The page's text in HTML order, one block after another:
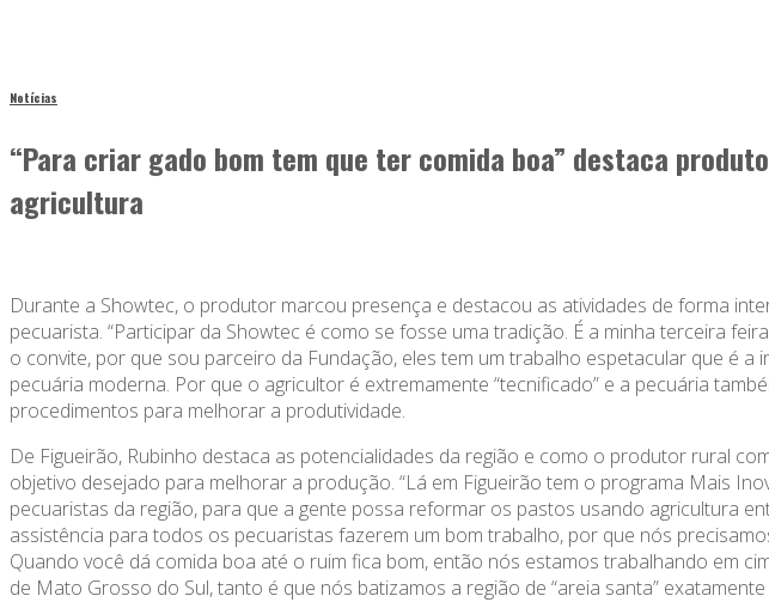
Notícias
“Para criar gado bom tem que ter comida boa” destaca
agricultura
Durante a Showtec, o produtor marcou presença e destacou as atividades de forma
pecuarista. “Participar da Showtec é como se fosse uma tradição. É a minha terceira
o convite, por que sou parceiro da Fundação, eles tem um trabalho espetacular que é a
pecuária moderna. Por que o agricultor é extremamente “tecnificado” e a pecuária
procedimentos para melhorar a produtividade.
De Figueirão, Rubinho destaca as potencialidades da região e como o produtor rural
objetivo desejado para melhorar a produção. “Lá em Figueirão tem o programa Mais
pecuaristas da região, para que a gente possa reformar os pastos usando agricultura
assistência para todos os pecuaristas fazerem um bom trabalho, por que nós
Quando você dá comida boa até o ruim fica bom, então nós estamos trabalhando em
de Mato Grosso do Sul, tanto é que nós batizamos a região de “areia santa”